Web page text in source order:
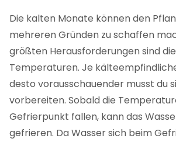
Die kalten Monate können den
mehreren Gründen zu schaffen
größten Herausforderungen sind
Temperaturen. Je
desto vorausschauender musst du
vorbereiten. Sobald die
Gefrierpunkt fallen, kann das
gefrieren. Da Wasser sich beim